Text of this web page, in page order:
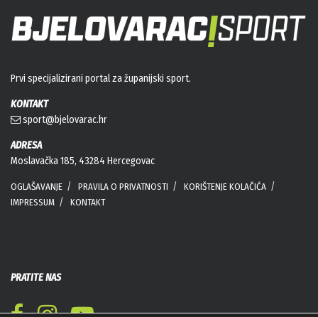
Prvi specijalizirani portal za županijski sport.
KONTAKT
sport@bjelovarac.hr
ADRESA
Moslavačka 185, 43284 Hercegovac
OGLAŠAVANJE PRAVILA O PRIVATNOSTI
KORIŠTENJE KOLAČIĆA
IMPRESSUM
KONTAKT
PRATITE NAS